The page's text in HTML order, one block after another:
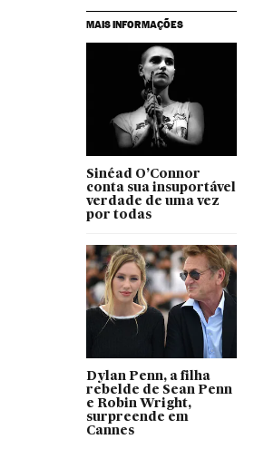
MAIS INFORMAÇÕES
Sinéad O’Connor
conta sua insuportável
verdade de uma vez
por todas
Dylan Penn, a filha
rebelde de Sean Penn
e Robin Wright,
surpreende em
Cannes